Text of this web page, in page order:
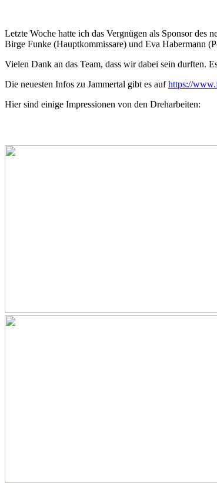
Letzte Woche hatte ich das Vergnügen als Sponsor des
Birge Funke (Hauptkommissare) und Eva Habermann
Vielen Dank an das Team, dass wir dabei sein durften.
Die neuesten Infos zu Jammertal gibt es aufhttps://
Hier sind einige Impressionen von den Dreharbeiten: